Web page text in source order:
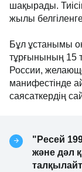
шақырады.
жылы
Бұл ұстанымы
тұрғынының 15
России,
манифестінде
саясаткердің
"Ресей
және дәл